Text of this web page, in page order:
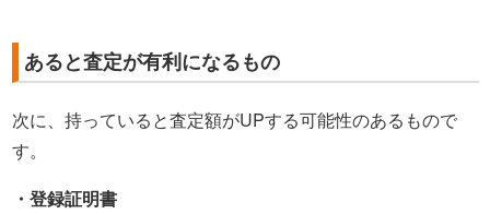
あると査定が有利になるもの
次に、持っていると査定額がUPする可能性のあるもので
す。
・登録証明書